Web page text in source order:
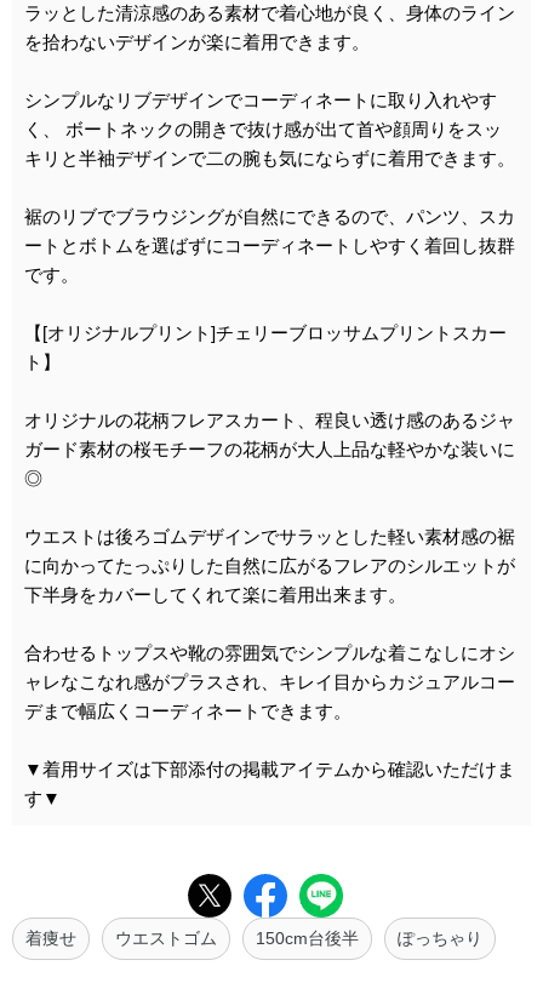
ラッとした清涼感のある素材で着心地が良く、身体のライン
を拾わないデザインが楽に着用できます。
シンプルなリブデザインでコーディネートに取り入れやす
く、 ボートネックの開きで抜け感が出て首や顔周りをスッ
キリと半袖デザインで二の腕も気にならずに着用できます。
裾のリブでブラウジングが自然にできるので、パンツ、スカ
ートとボトムを選ばずにコーディネートしやすく着回し抜群
です。
【[オリジナルプリント]チェリーブロッサムプリントスカー
ト】
オリジナルの花柄フレアスカート、程良い透け感のあるジャ
ガード素材の桜モチーフの花柄が大人上品な軽やかな装いに
◎
ウエストは後ろゴムデザインでサラッとした軽い素材感の裾
に向かってたっぷりした自然に広がるフレアのシルエットが
下半身をカバーしてくれて楽に着用出来ます。
合わせるトップスや靴の雰囲気でシンプルな着こなしにオシ
ャレなこなれ感がプラスされ、キレイ目からカジュアルコー
デまで幅広くコーディネートできます。
▼着用サイズは下部添付の掲載アイテムから確認いただけま
す▼
着痩せ ウエストゴム 150cm台後半 ぽっちゃり